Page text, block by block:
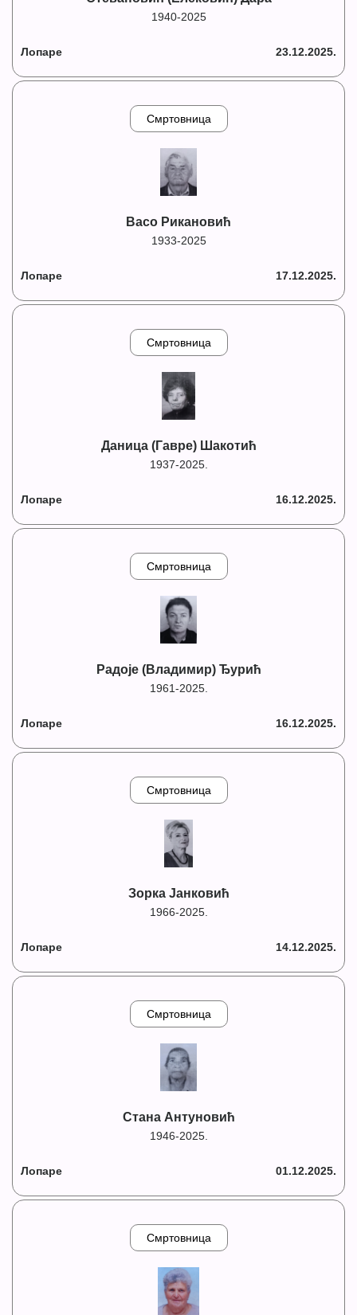
1940-2025
Лопаре 23.12.2025.
Смртовница
Васо Рикановић
1933-2025
Лопаре 17.12.2025.
Смртовница
Даница (Гавре) Шакотић
1937-2025.
Лопаре 16.12.2025.
Смртовница
Радоје (Владимир) Ђурић
1961-2025.
Лопаре 16.12.2025.
Смртовница
Зорка Јанковић
1966-2025.
Лопаре 14.12.2025.
Смртовница
Стана Антуновић
1946-2025.
Лопаре 01.12.2025.
Смртовница